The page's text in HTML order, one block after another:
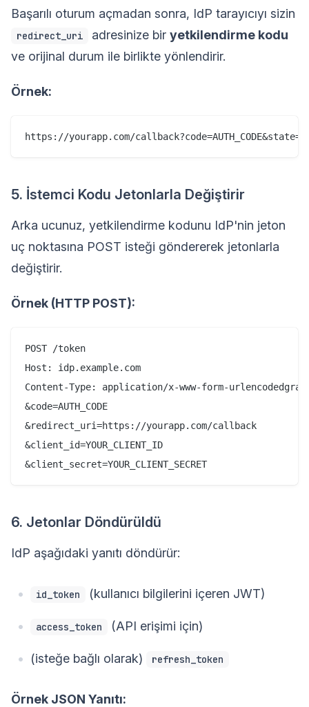
Başarılı oturum açmadan sonra, IdP tarayıcıyı sizin
redirect_uri adresinize bir yetkilendirme kodu
ve orijinal durum ile birlikte yönlendirir.
Örnek:
5. İstemci Kodu Jetonlarla Değiştirir
Arka ucunuz, yetkilendirme kodunu IdP'nin jeton
uç noktasına POST isteği göndererek jetonlarla
değiştirir.
Örnek (HTTP POST):
POST /token
Host: idp.example.com
Content-Type: application/x-www-form-
&code=AUTH_CODE
&redirect_uri=https://yourapp.com/callback
&client_id=YOUR_CLIENT_ID
6. Jetonlar Döndürüldü
IdP aşağıdaki yanıtı döndürür:
id_token (kullanıcı bilgilerini içeren JWT)
access_token (API erişimi için)
(isteğe bağlı olarak) refresh_token
Örnek JSON Yanıtı: